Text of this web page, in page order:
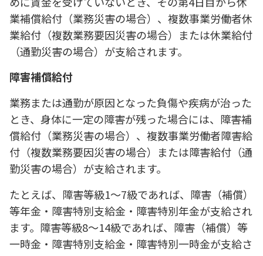
業補償給付（業務災害の場合）、複数事業労働者休
業給付（複数業務要因災害の場合）または休業給付
（通勤災害の場合）が支給されます。
障害補償給付
業務または通勤が原因となった負傷や疾病が治った
とき、身体に一定の障害が残った場合には、障害補
償給付（業務災害の場合）、複数事業労働者障害給
付（複数業務要因災害の場合）または障害給付（通
勤災害の場合）が支給されます。
たとえば、障害等級1～7級であれば、障害（補償）
等年金・障害特別支給金・障害特別年金が支給され
ます。障害等級8～14級であれば、障害（補償）等
一時金・障害特別支給金・障害特別一時金が支給さ